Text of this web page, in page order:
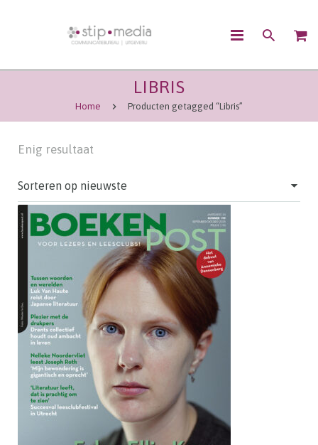
CONTENTMARKETING
COMMUNICATIE
UITGEVEN
WEBSHOP
CONTACT
LIBRIS
Home Producten getagged “Libris”
Enig resultaat